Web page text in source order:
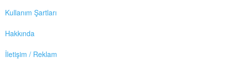
Kullanım Şartları
Hakkında
İletişim / Reklam